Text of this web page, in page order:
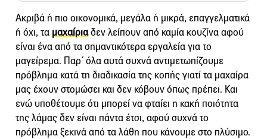
Ακριβά ή πιο οικονομικά, μεγάλα ή μικρά, επαγγελματικά
ή όχι, τα μαχαίριαδεν λείπουν από καμία κουζίνα αφού
είναι ένα από τα σημαντικότερα εργαλεία για το
μαγείρεμα. Παρ΄ όλα αυτά συχνά αντιμετωπίζουμε
πρόβλημα κατά τη διαδικασία της κοπής γιατί τα μαχαίρα
μας έχουν στομώσει και δεν κόβουν όπως πρέπει. Και
ενώ υποθέτουμε ότι μπορεί να φταίει η κακή ποιότητα
της λάμας δεν είναι πάντα έτσι, αφού συχνά το
πρόβλημα ξεκινά από τα λάθη που κάνουμε στο πλύσιμο.